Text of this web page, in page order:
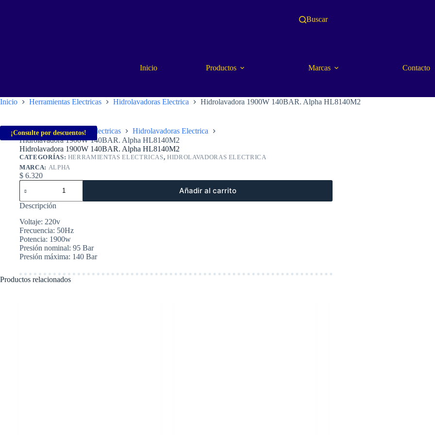
Buscar
Inicio Productos Marcas Contacto
Inicio Herramientas Electricas Hidrolavadoras Electrica Hidrolavadora 1900W 140BAR. Alpha HL8140M2
¡Consulte por descuentos!
Inicio Herramientas Electricas
Hidrolavadoras Electrica
Hidrolavadora 1900W 140BAR. Alpha HL8140M2
Hidrolavadora 1900W 140BAR. Alpha HL8140M2
CATEGORÍAS: HERRAMIENTAS ELECTRICAS,HIDROLAVADORAS ELECTRICA
MARCA: ALPHA
$ 6.320
Hidrolavadora
1900W
140BAR.
Alpha
cantidad
Añadir al carrito
Descripción
Voltaje: 220v
Frecuencia: 50Hz
Potencia: 1900w
Presión nominal: 95 Bar
Presión máxima: 140 Bar
Productos relacionados